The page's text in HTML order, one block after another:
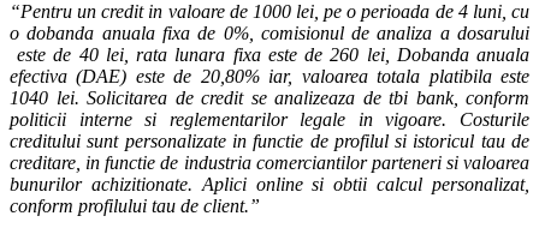
“Pentru un credit in valoare de 1000 lei, pe o perioada de 4 luni, cu
o dobanda anuala fixa de 0%, comisionul de analiza a dosarului
este de 40 lei, rata lunara fixa este de 260 lei, Dobanda anuala
efectiva (DAE) este de 20,80% iar, valoarea totala platibila este
1040 lei. Solicitarea de credit se analizeaza de tbi bank, conform
politicii interne si reglementarilor legale in vigoare. Costurile
creditului sunt personalizate in functie de profilul si istoricul tau de
creditare, in functie de industria comerciantilor parteneri si valoarea
bunurilor achizitionate. Aplici online si obtii calcul personalizat,
conform profilului tau de client.”